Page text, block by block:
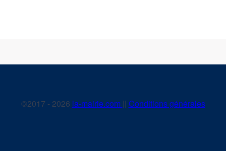
©2017 - 2026 la-mairie.com || Conditions générales